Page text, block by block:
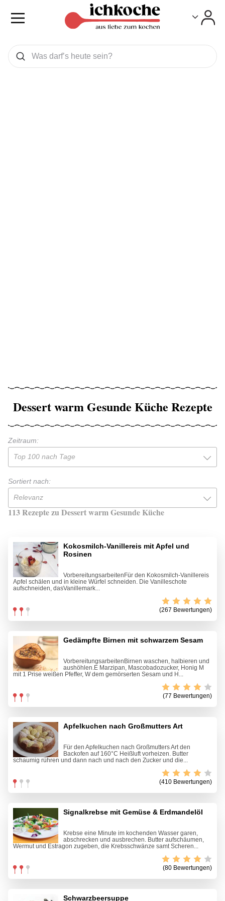
Was wollen Sie suchen
Suchen
Dessert warm Gesunde Küche Rezepte
Zeitraum:
Top 100 nach Tage
Sortiert nach:
Relevanz
113 Rezepte zu Dessert warm Gesunde Küche
Kokosmilch-Vanillereis mit Apfel und
Rosinen
VorbereitungsarbeitenFür den Kokosmilch-Vanillereis
Apfel schälen und in kleine Würfel schneiden. Die Vanilleschote
aufschneiden, dasVanillemark...
(267 Bewertungen)
Gedämpfte Birnen mit schwarzem Sesam
VorbereitungsarbeitenBirnen waschen, halbieren und
aushöhlen.E Marzipan, Mascobadozucker, Honig M
mit 1 Prise weißen Pfeffer, W dem gemörserten Sesam und H...
(77 Bewertungen)
Apfelkuchen nach Großmutters Art
Für den Apfelkuchen nach Großmutters Art den
Backofen auf 160°C Heißluft vorheizen. Butter
schaumig rühren und dann nach und nach den Zucker und die...
(410 Bewertungen)
Signalkrebse mit Gemüse & Erdmandelöl
Krebse eine Minute im kochenden Wasser garen,
abschrecken und ausbrechen. Butter aufschäumen,
Wermut und Estragon zugeben, die Krebsschwänze samt Scheren...
(80 Bewertungen)
Schwarzbeersuppe